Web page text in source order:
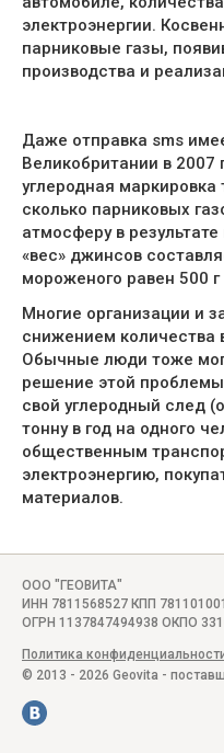
электроэнергии.
парниковые газы,
производства и
Даже отправка sms
Великобритании в 2007
углеродная
сколько парниковых
атмосферу в
«вес» джинсов
мороженого равен 500
Многие организации и
снижением количества
Обычные люди тоже
решение этой
свой углеродный след
тонну в год на одного
общественным
электроэнергию,
материалов.
ООО "ГЕОВИТА"
ИНН 7811568527 КПП 781101001
ОГРН 1137847494938 ОКПО
Политика
© 2013 - 2026 Geovita -